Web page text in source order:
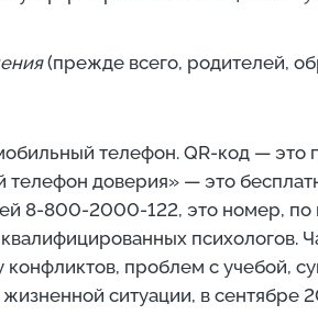
(прежде всего, родителей,
телефон. QR-код — это
телефон доверия» — это
8-800-2000-122, это номер, по
психологов.
проблем с учебой,
ситуации, в сентябре